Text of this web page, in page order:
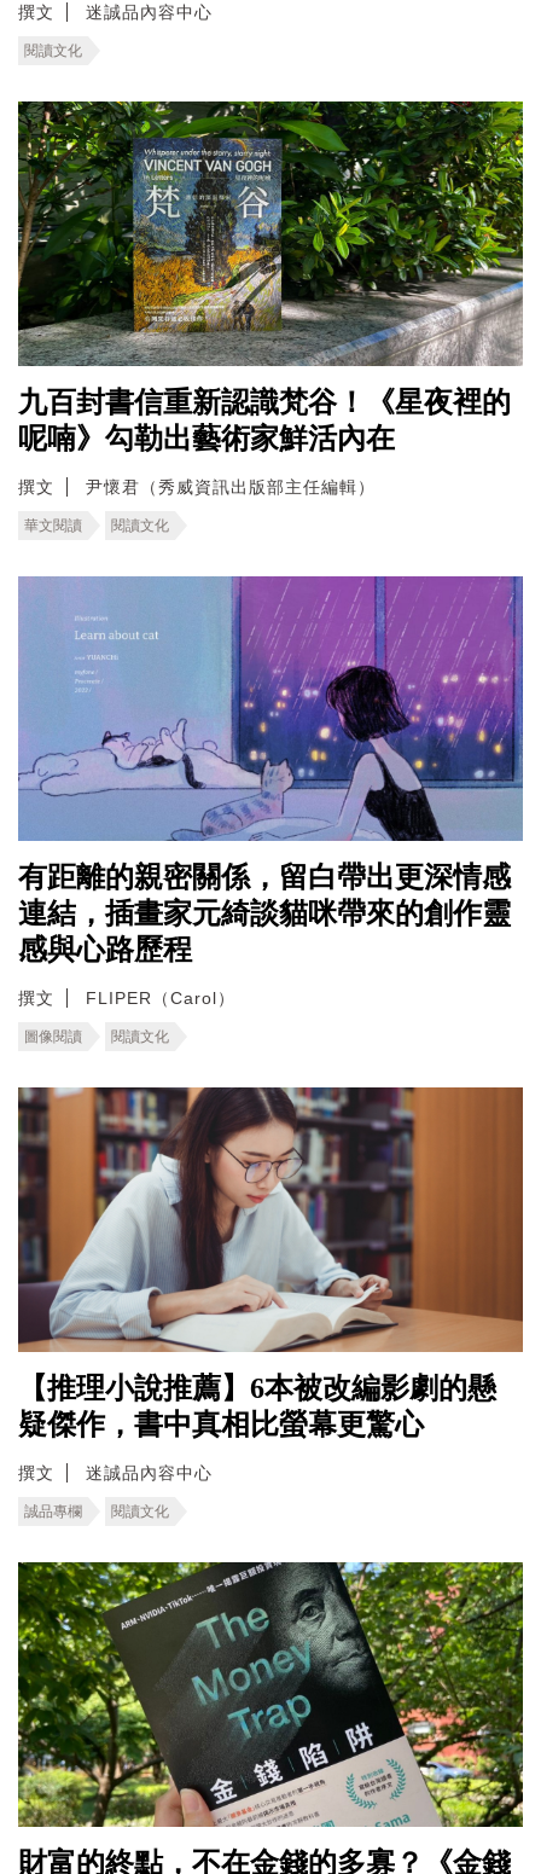
撰文 迷誠品內容中心
閱讀文化
九百封書信重新認識梵谷！《星夜裡的
呢喃》勾勒出藝術家鮮活內在
撰文 尹懷君（秀威資訊出版部主任編輯）
華文閱讀 閱讀文化
有距離的親密關係，留白帶出更深情感
連結，插畫家元綺談貓咪帶來的創作靈
感與心路歷程
撰文 FLIPER（Carol）
圖像閱讀 閱讀文化
【推理小說推薦】6本被改編影劇的懸
疑傑作，書中真相比螢幕更驚心
撰文 迷誠品內容中心
誠品專欄 閱讀文化
財富的終點，不在金錢的多寡？《金錢